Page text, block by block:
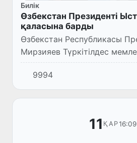
Билік
Өзбекстан Президенті
қаласына барды
Өзбекстан Республикасы
Мирзияев Түркітілдес
ынтымақтастық кеңесінің
үшін Ыстамбұл қаласына
9994
11 ҚАР16:09